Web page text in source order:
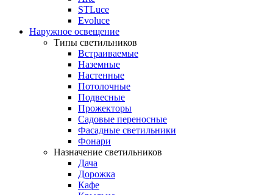
STLuce
Evoluce
Наружное освещение
Типы светильников
Встраиваемые
Наземные
Настенные
Потолочные
Подвесные
Прожекторы
Садовые переносные
Фасадные светильники
Фонари
Назначение светильников
Дача
Дорожка
Кафе